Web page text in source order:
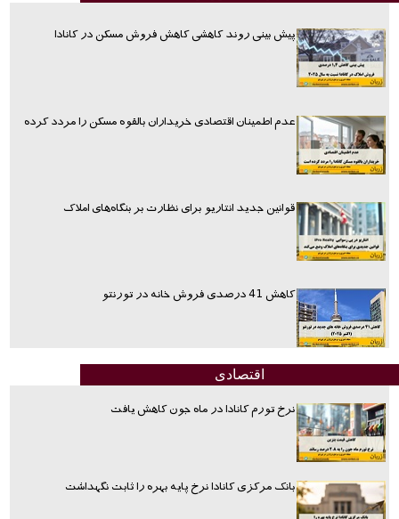
پیش بینی روند کاهشی کاهش فروش مسکن در کانادا
عدم اطمینان اقتصادی خریداران بالقوه مسکن را مردد کرده
قوانین جدید انتاریو برای نظارت بر بنگاه‌های املاک
کاهش 41 درصدی فروش خانه در تورنتو
اقتصادی
نرخ تورم کانادا در ماه جون کاهش یافت
بانک مرکزی کانادا نرخ پایه بهره را ثابت نگهداشت